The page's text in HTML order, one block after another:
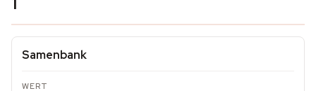
Samenbank